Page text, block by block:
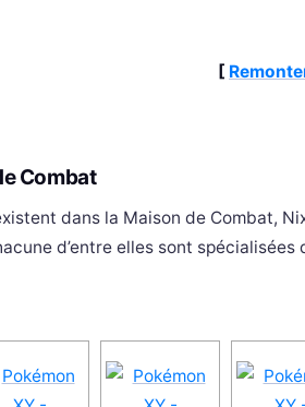
[
Combat
dans la Maison de Combat,
d’entre elles sont spécialisées